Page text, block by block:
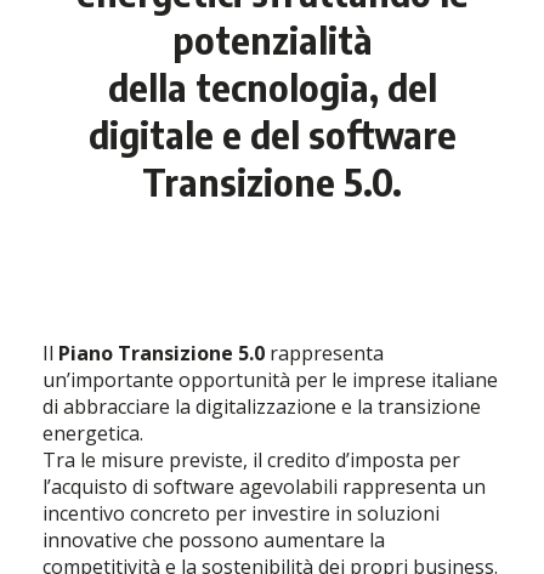
potenzialità
della tecnologia, del
digitale e del software
Transizione 5.0.
Il Piano Transizione 5.0 rappresenta
un’importante opportunità per le imprese italiane
di abbracciare la digitalizzazione e la transizione
energetica.
Tra le misure previste, il credito d’imposta per
l’acquisto di software agevolabili rappresenta un
incentivo concreto per investire in soluzioni
innovative che possono aumentare la
competitività e la sostenibilità dei propri business.